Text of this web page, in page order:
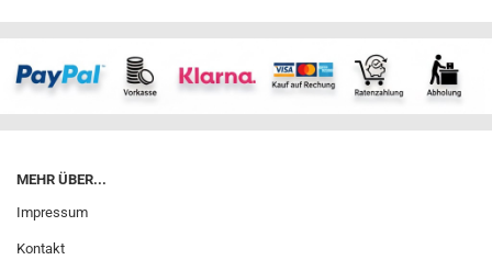
MEHR ÜBER...
Impressum
Kontakt